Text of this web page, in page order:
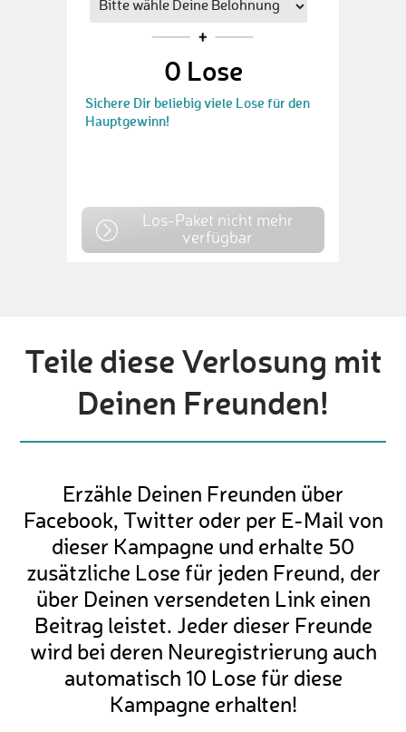
0 Lose
Sichere Dir beliebig viele Lose für den
Hauptgewinn!
Los-Paket nicht mehr
verfügbar
Teile diese Verlosung mit
Deinen Freunden!
Erzähle Deinen Freunden über
Facebook, Twitter oder per E-Mail von
dieser Kampagne und erhalte 50
zusätzliche Lose für jeden Freund, der
über Deinen versendeten Link einen
Beitrag leistet. Jeder dieser Freunde
wird bei deren Neuregistrierung auch
automatisch 10 Lose für diese
Kampagne erhalten!